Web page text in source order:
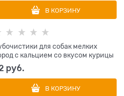
В КОРЗИНУ
для собак мелких
с кальцием со вкусом курицы
руб.
В КОРЗИНУ